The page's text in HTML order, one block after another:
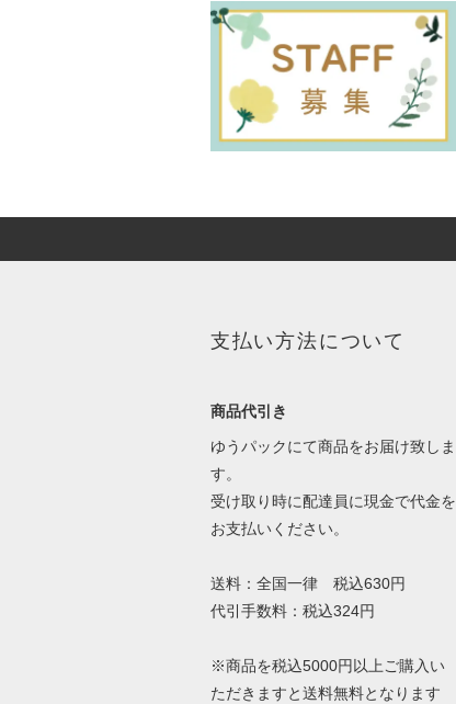
支払い方法について
商品代引き
ゆうパックにて商品をお届け致しま
す。
受け取り時に配達員に現金で代金を
お支払いください。
送料：全国一律 税込630円
代引手数料：税込324円
※商品を税込5000円以上ご購入い
ただきますと送料無料となります